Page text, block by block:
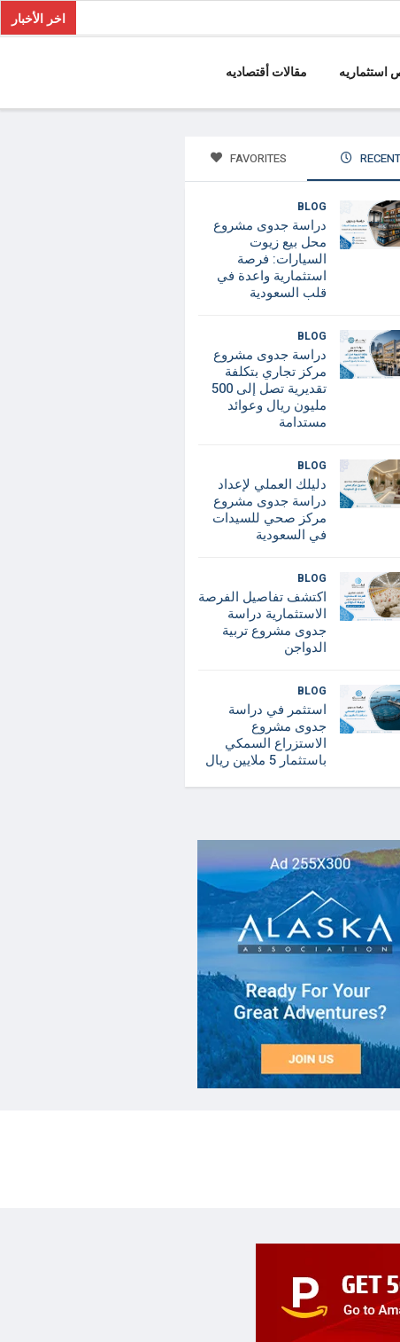
اخر الأخبار
استثماريه مقالات أقتصاديه
RECENT
FAVORITES
BLOG
دراسة جدوى مشروع
محل بيع زيوت
السيارات: فرصة
استثمارية واعدة في
قلب السعودية
BLOG
دراسة جدوى مشروع
مركز تجاري بتكلفة
تقديرية تصل إلى 500
مليون ريال وعوائد
مستدامة
BLOG
دليلك العملي لإعداد
دراسة جدوى مشروع
مركز صحي للسيدات
في السعودية
BLOG
اكتشف تفاصيل الفرصة
الاستثمارية دراسة
جدوى مشروع تربية
الدواجن
BLOG
استثمر في دراسة
جدوى مشروع
الاستزراع السمكي
باستثمار 5 ملايين ريال